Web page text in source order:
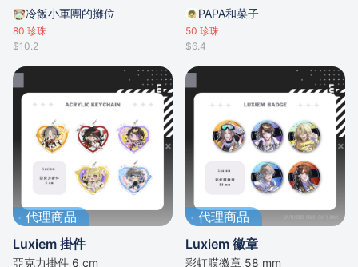
冷飯小軍團的攤位
80 珍珠
$10.2
PAPA和菜子
50 珍珠
$6.4
代理商品
Luxiem 掛件
亞克力掛件 6 cm
代理商品
Luxiem 徽章
彩虹膜徽章 58 mm